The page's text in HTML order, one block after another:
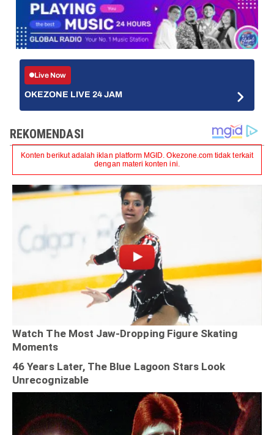
Live Now
OKEZONE LIVE 24 JAM